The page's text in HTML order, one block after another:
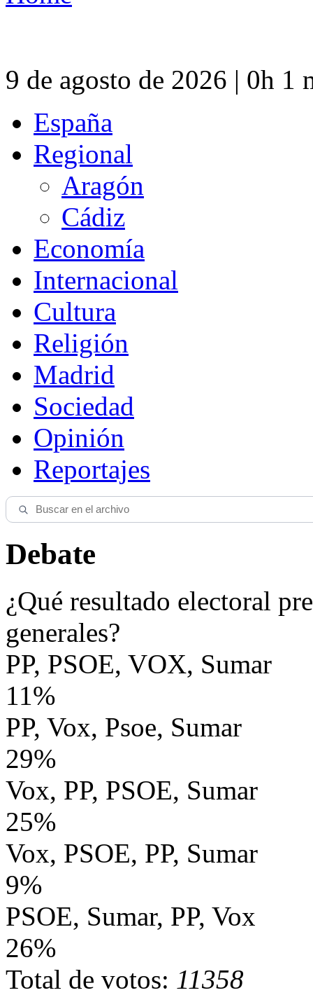
9 de agosto de 2026 | 0h 1
España
Regional
Aragón
Cádiz
Economía
Internacional
Cultura
Religión
Madrid
Sociedad
Opinión
Reportajes
Debate
¿Qué resultado electoral
generales?
PP, PSOE, VOX, Sumar
11%
PP, Vox, Psoe, Sumar
29%
Vox, PP, PSOE, Sumar
25%
Vox, PSOE, PP, Sumar
9%
PSOE, Sumar, PP, Vox
26%
Total de votos: 11358